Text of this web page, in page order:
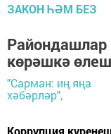
ЗАКОН ҺӘМ БЕЗ
Райондашлар
көрәшкә
"Сарман: иң яңа
хәбәрләр",
Коррупция